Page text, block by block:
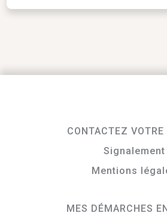
CONTACTEZ VOTRE
Signalement
Mentions
MES DÉMARCHES